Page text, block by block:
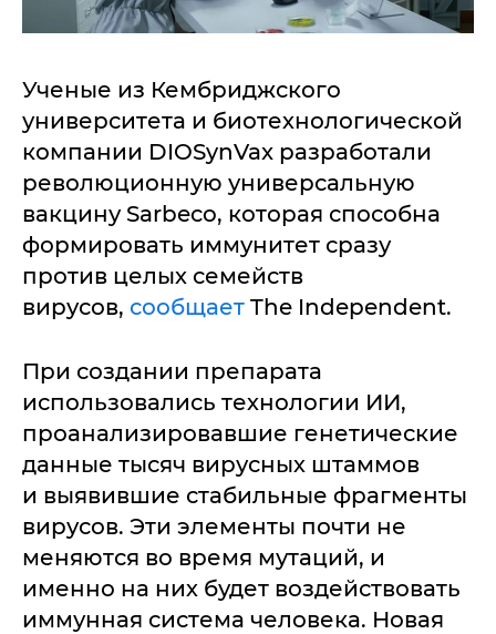
Ученые из Кембриджского
университета и биотехнологической
компании DIOSynVax разработали
революционную универсальную
вакцину Sarbeco, которая способна
формировать иммунитет сразу
против целых семейств
вирусов, сообщает The Independent.
При создании препарата
использовались технологии ИИ,
проанализировавшие генетические
данные тысяч вирусных штаммов
и выявившие стабильные фрагменты
вирусов. Эти элементы почти не
меняются во время мутаций, и
именно на них будет воздействовать
иммунная система человека. Новая